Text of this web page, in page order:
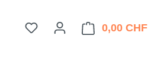
Du hast 0 Produkte auf dem
0,00 CHF